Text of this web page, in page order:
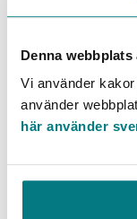
Denna
Vi använder
använder
här använder